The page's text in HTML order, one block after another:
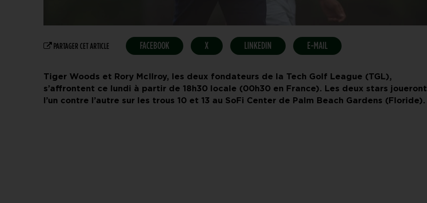
PARTAGER CET ARTICLE FACEBOOK X LINKEDIN E-MAIL
Tiger Woods et Rory McIlroy, les deux fondateurs de la Tech Golf League (TGL),
s’affrontent ce lundi à partir de 18h30 locale (00h30 en France). Les deux stars joueront
l’un contre l’autre sur les trous 10 et 13 au SoFi Center de Palm Beach Gardens (Floride).